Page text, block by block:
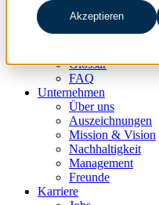
Akzeptieren
people & culture
Wissen & Events
nc360° Magazin
Glossar
FAQ
Unternehmen
Über uns
Auszeichnungen
Mission & Vision
Nachhaltigkeit
Management
Freunde
Karriere